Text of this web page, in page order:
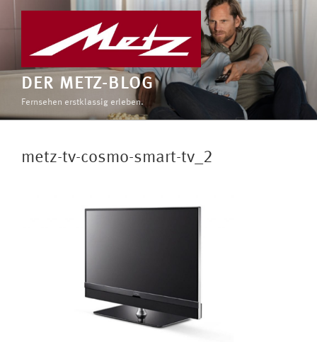
DER METZ-BLOG
Fernsehen erstklassig erleben.
metz-tv-cosmo-smart-tv_2